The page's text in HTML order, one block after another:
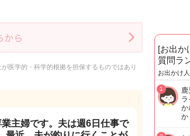
医学的・科学的根拠を担保するものではあり
主婦です。夫は週6日仕事で
[お出か
質問ラ
お出かけ
鹿
か
か
1